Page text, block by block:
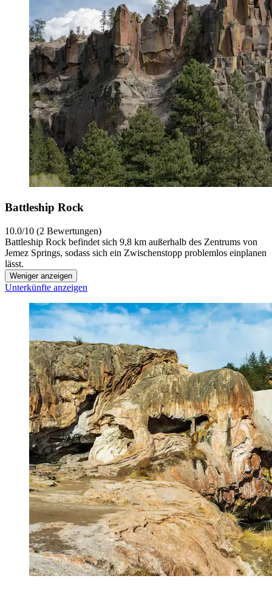
Battleship Rock
10.0/10 (2 Bewertungen)
Battleship Rock befindet sich 9,8 km außerhalb des Zentrums von
Jemez Springs, sodass sich ein Zwischenstopp problemlos einplanen
lässt.
Weniger anzeigen
Unterkünfte anzeigen